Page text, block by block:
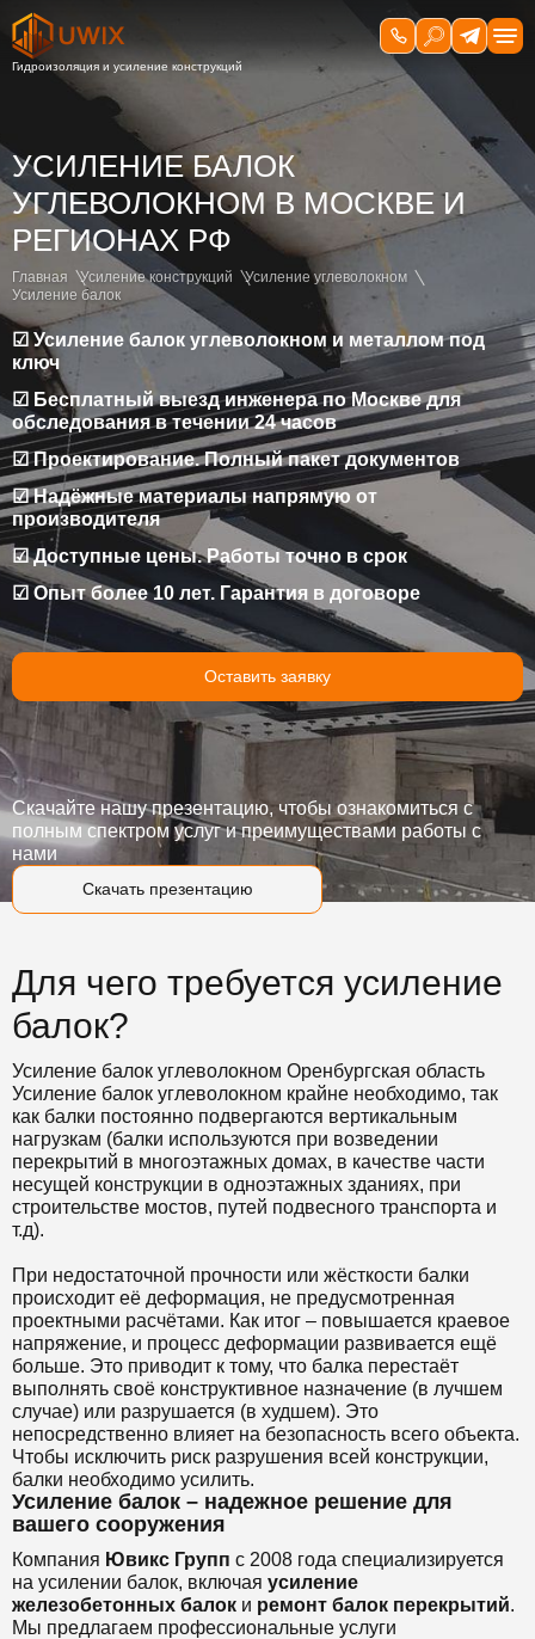
УСИЛЕНИЕ БАЛОК
УГЛЕВОЛОКНОМ В МОСКВЕ И
РЕГИОНАХ РФ
Главная Усиление конструкций
Усиление углеволокном
Усиление балок
☑ Усиление балок углеволокном и металлом под
ключ
☑ Бесплатный выезд инженера по Москве для
обследования в течении 24 часов
☑ Проектирование. Полный пакет документов
☑ Надёжные материалы напрямую от
производителя
☑ Доступные цены. Работы точно в срок
☑ Опыт более 10 лет. Гарантия в договоре
Оставить заявку
Скачать презентацию
Скачайте нашу презентацию, чтобы ознакомиться с
полным спектром услуг и преимуществами работы с
нами
Для чего требуется усиление
балок?
Усиление балок углеволокном Оренбургская область
Усиление балок углеволокном крайне необходимо, так
как балки постоянно подвергаются вертикальным
нагрузкам (балки используются при возведении
перекрытий в многоэтажных домах, в качестве части
несущей конструкции в одноэтажных зданиях, при
строительстве мостов, путей подвесного транспорта и
т.д).
При недостаточной прочности или жёсткости балки
происходит её деформация, не предусмотренная
проектными расчётами. Как итог – повышается краевое
напряжение, и процесс деформации развивается ещё
больше. Это приводит к тому, что балка перестаёт
выполнять своё конструктивное назначение (в лучшем
случае) или разрушается (в худшем). Это
непосредственно влияет на безопасность всего объекта.
Чтобы исключить риск разрушения всей конструкции,
балки необходимо усилить.
Усиление балок – надежное решение для
вашего сооружения
Компания Ювикс Групп с 2008 года специализируется
на усилении балок, включая усиление
железобетонных балок и ремонт балок перекрытий.
Мы предлагаем профессиональные услуги